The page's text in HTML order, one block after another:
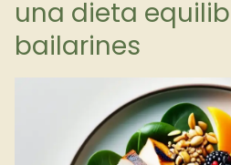
una dieta
bailarines